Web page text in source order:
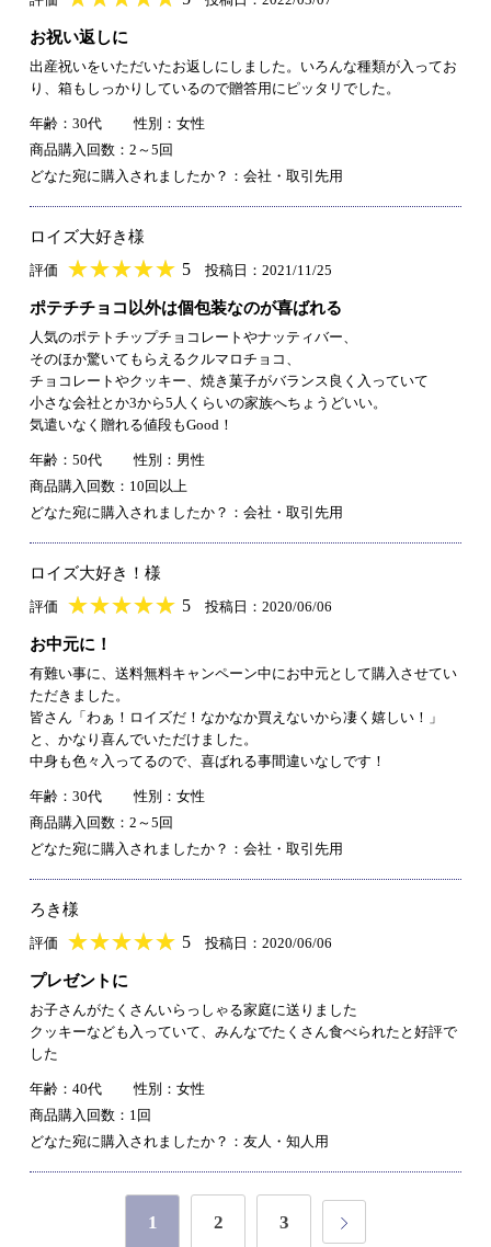
お祝い返しに
出産祝いをいただいたお返しにしました。いろんな種類が入ってお
り、箱もしっかりしているので贈答用にピッタリでした。
年齢：30代
性別：女性
商品購入回数：2～5回
どなた宛に購入されましたか？：会社・取引先用
ロイズ大好き様
評価 ★★★★★
★★★★★ 5 投稿日：2021/11/25
ポテチチョコ以外は個包装なのが喜ばれる
人気のポテトチップチョコレートやナッティバー、
そのほか驚いてもらえるクルマロチョコ、
チョコレートやクッキー、焼き菓子がバランス良く入っていて
小さな会社とか3から5人くらいの家族へちょうどいい。
気遣いなく贈れる値段もGood！
年齢：50代
性別：男性
商品購入回数：10回以上
どなた宛に購入されましたか？：会社・取引先用
ロイズ大好き！様
評価 ★★★★★
★★★★★ 5 投稿日：2020/06/06
お中元に！
有難い事に、送料無料キャンペーン中にお中元として購入させてい
ただきました。
皆さん「わぁ！ロイズだ！なかなか買えないから凄く嬉しい！」
と、かなり喜んでいただけました。
中身も色々入ってるので、喜ばれる事間違いなしです！
年齢：30代
性別：女性
商品購入回数：2～5回
どなた宛に購入されましたか？：会社・取引先用
ろき様
評価 ★★★★★
★★★★★ 5 投稿日：2020/06/06
プレゼントに
お子さんがたくさんいらっしゃる家庭に送りました
クッキーなども入っていて、みんなでたくさん食べられたと好評で
した
年齢：40代
性別：女性
商品購入回数：1回
どなた宛に購入されましたか？：友人・知人用
1 2 3